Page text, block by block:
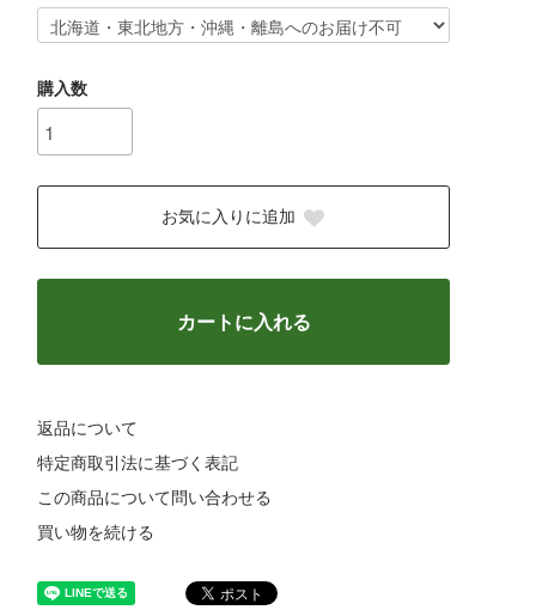
購入数
お気に入りに追加
カートに入れる
返品について
特定商取引法に基づく表記
この商品について問い合わせる
買い物を続ける